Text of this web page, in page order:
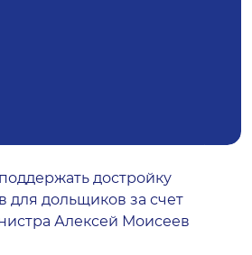
достройку
дольщиков за счет
Алексей Моисеев